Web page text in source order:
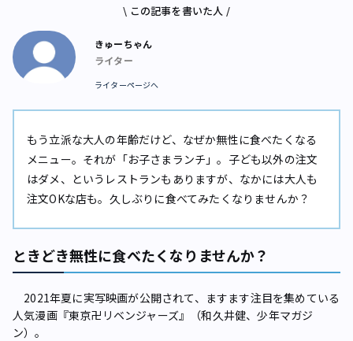
\ この記事を書いた人 /
きゅーちゃん
ライター
ライターページへ
もう立派な大人の年齢だけど、なぜか無性に食べたくなる
メニュー。それが「お子さまランチ」。子ども以外の注文
はダメ、というレストランもありますが、なかには大人も
注文OKな店も。久しぶりに食べてみたくなりませんか？
ときどき無性に食べたくなりませんか？
2021年夏に実写映画が公開されて、ますます注目を集めている
人気漫画『東京卍リベンジャーズ』（和久井健、少年マガジ
ン）。